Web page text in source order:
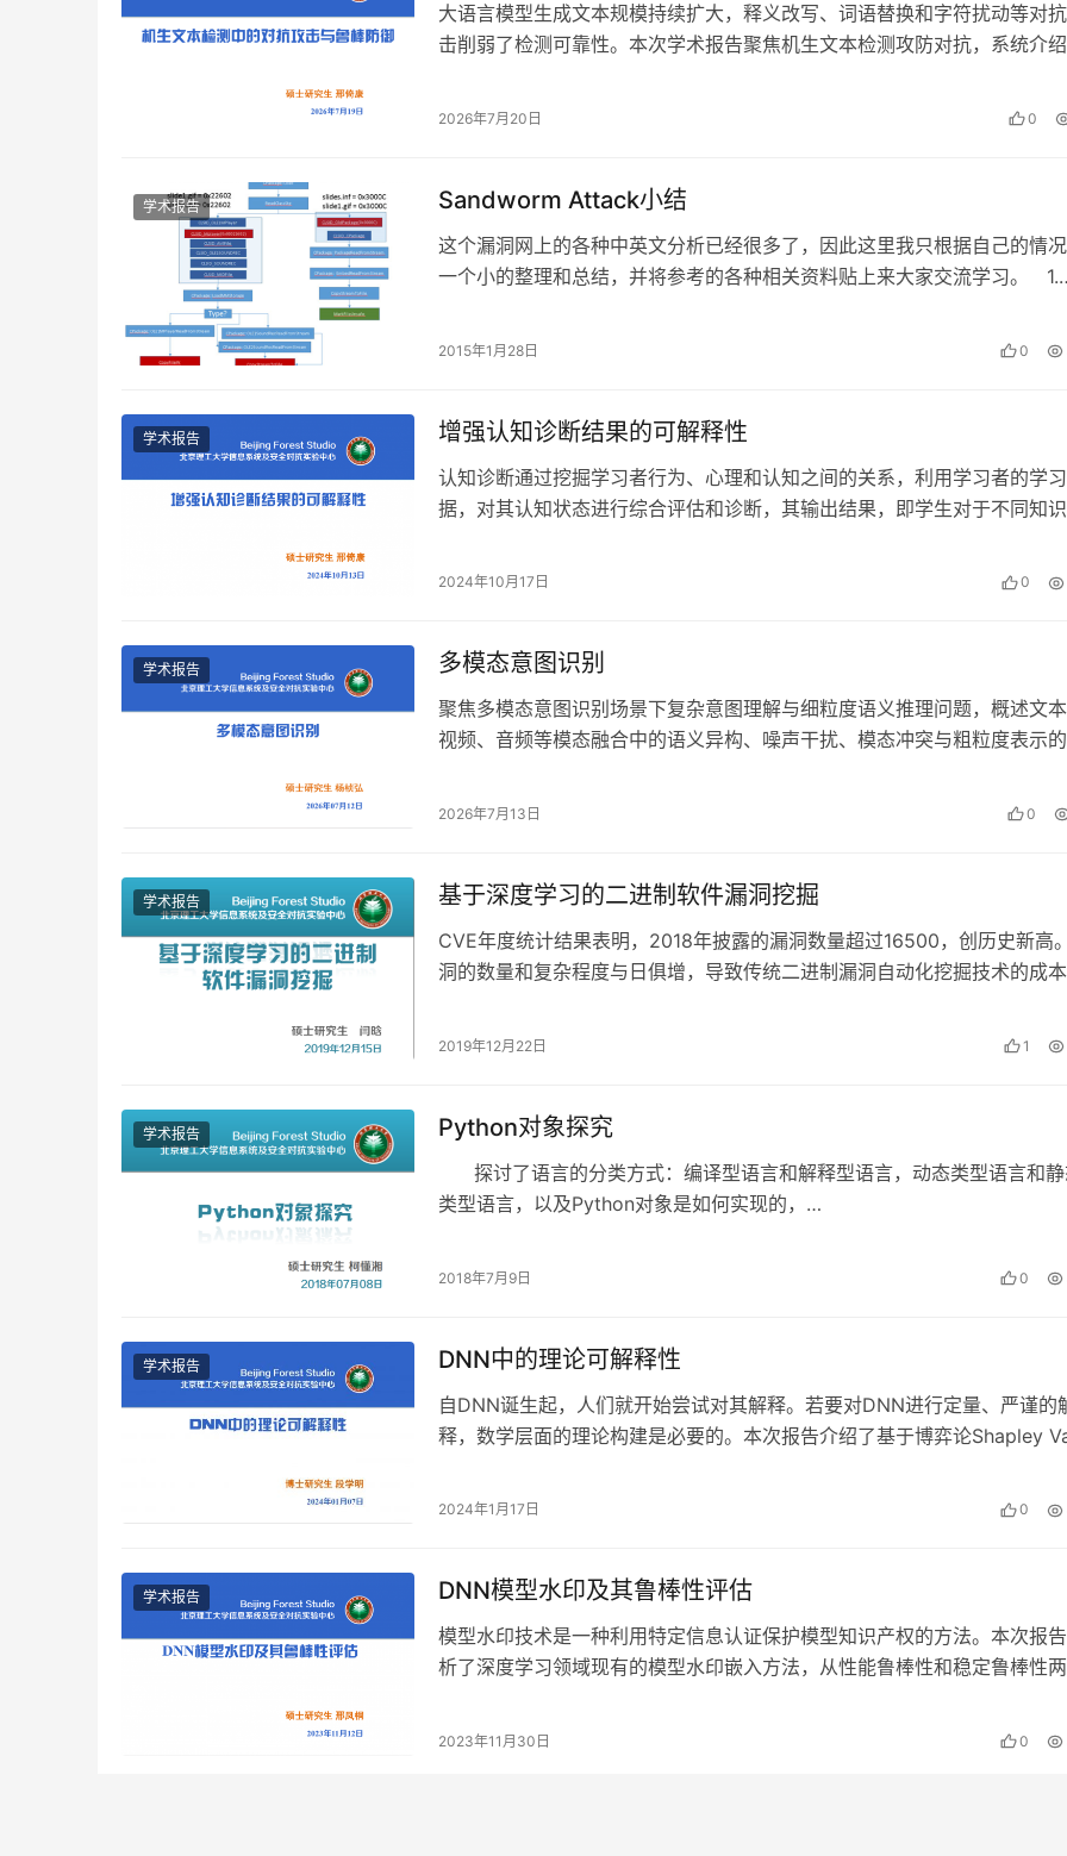
大语言模型生成文本规模持续扩大，释义改写、词语替换和字符扰动等对
击削弱了检测可靠性。本次学术报告聚焦机生文本检测攻防对抗，系统介
2026年7月20日 0
学术报告 Sandworm Attack小结
这个漏洞网上的各种中英文分析已经很多了，因此这里我只根据自己的情
一个小的整理和总结，并将参考的各种相关资料贴上来大家交流学习。 1.
2015年1月28日 0
学术报告 增强认知诊断结果的可解释性
认知诊断通过挖掘学习者行为、心理和认知之间的关系，利用学习者的学
据，对其认知状态进行综合评估和诊断，其输出结果，即学生对于不同知
2024年10月17日 0
学术报告 多模态意图识别
聚焦多模态意图识别场景下复杂意图理解与细粒度语义推理问题，概述文
视频、音频等模态融合中的语义异构、噪声干扰、模态冲突与粗粒度表示
2026年7月13日 0
学术报告 基于深度学习的二进制软件漏洞挖掘
CVE年度统计结果表明，2018年披露的漏洞数量超过16500，创历史新高
洞的数量和复杂程度与日俱增，导致传统二进制漏洞自动化挖掘技术的成
2019年12月22日 1
学术报告 Python对象探究
探讨了语言的分类方式：编译型语言和解释型语言，动态类型语言和
类型语言，以及Python对象是如何实现的，…
2018年7月9日 0
学术报告 DNN中的理论可解释性
自DNN诞生起，人们就开始尝试对其解释。若要对DNN进行定量、严谨的
释，数学层面的理论构建是必要的。本次报告介绍了基于博弈论Shapley
2024年1月17日 0
学术报告 DNN模型水印及其鲁棒性评估
模型水印技术是一种利用特定信息认证保护模型知识产权的方法。本次报
析了深度学习领域现有的模型水印嵌入方法，从性能鲁棒性和稳定鲁棒性
2023年11月30日 0